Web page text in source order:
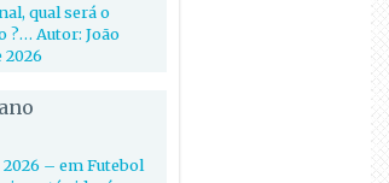
qual será o
?… Autor: João
2026
– em Futebol